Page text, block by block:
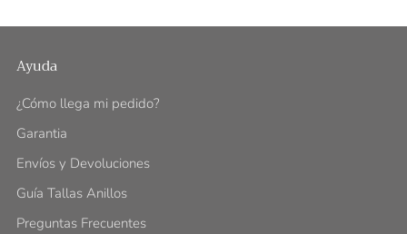
Ayuda
¿Cómo llega mi pedido?
Garantia
Envíos y Devoluciones
Guía Tallas Anillos
Preguntas Frecuentes